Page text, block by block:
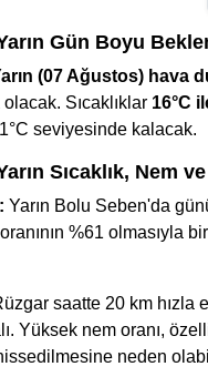
Gün Boyu
(07 Ağustos) hava
Sıcaklıklar 16°C
seviyesinde kalacak.
Sıcaklık, Nem
Yarın Bolu Seben'da
%61 olmasıyla
saatte 20 km
Yüksek nem oranı,
neden